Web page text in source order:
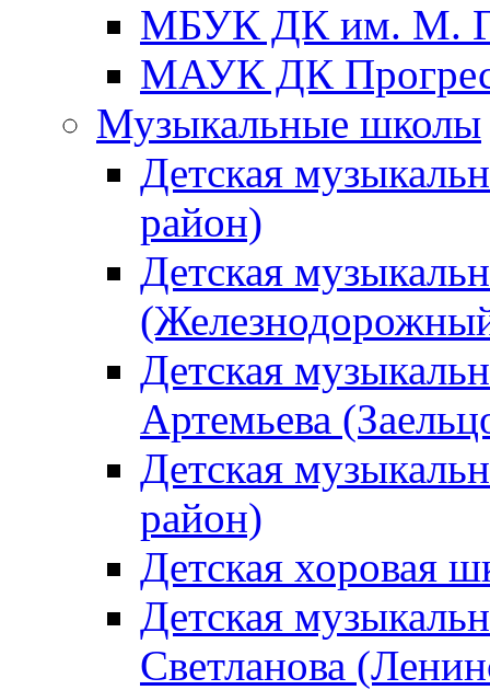
МБУК ДК им. М.
МАУК ДК
Музыкальные школы
Детская
район)
Детская
Детская
Артемьева
Детская
район)
Детская хоровая
Детская
Светланова